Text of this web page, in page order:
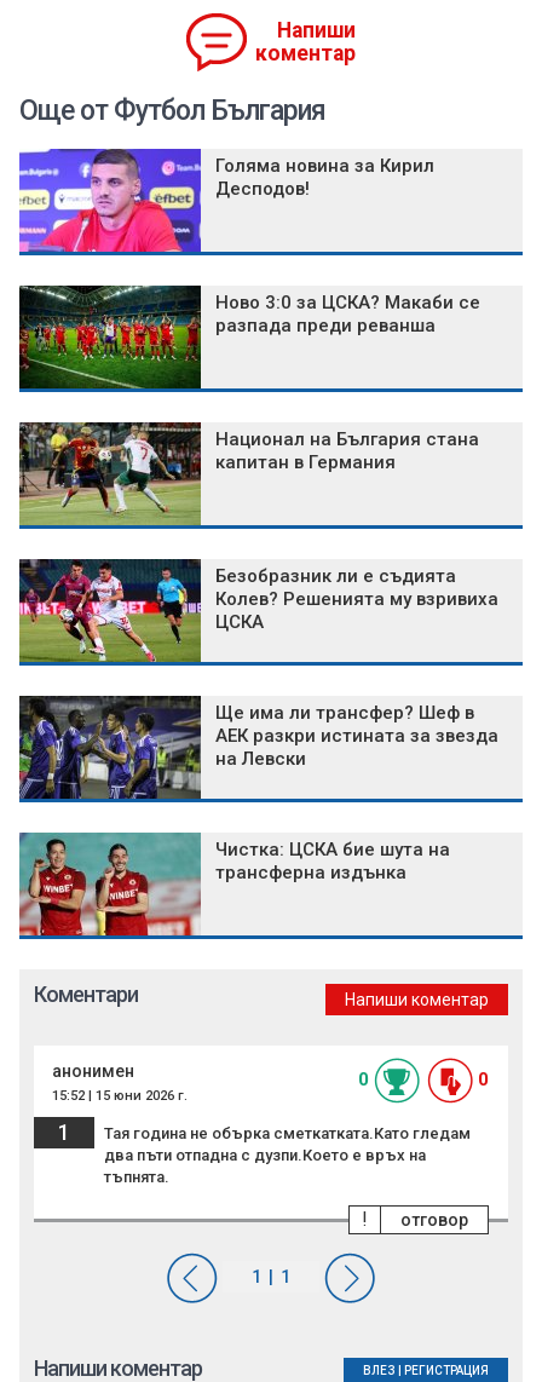
Напиши
коментар
Още от Футбол България
Голяма новина за Кирил
Десподов!
Ново 3:0 за ЦСКА? Макаби се
разпада преди реванша
Национал на България стана
капитан в Германия
Безобразник ли е съдията
Колев? Решенията му взривиха
ЦСКА
Ще има ли трансфер? Шеф в
АЕК разкри истината за звезда
на Левски
Чистка: ЦСКА бие шута на
трансферна издънка
Коментари Напиши коментар
анонимен
15:52 | 15 юни 2026 г.
0 0
1
Тая година не обърка сметкатката.Като гледам
два пъти отпадна с дузпи.Което е връх на
тъпнята.
отговор
!
Напиши коментар ВЛЕЗ РЕГИСТРАЦИЯ